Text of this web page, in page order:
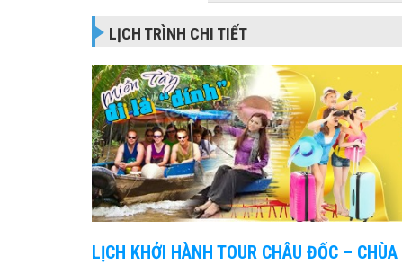
LỊCH TRÌNH CHI TIẾT
LỊCH KHỞI HÀNH TOUR CHÂU ĐỐC –